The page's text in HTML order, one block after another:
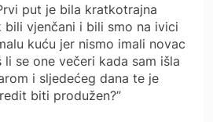
put je bila kratkotrajna
bili vjenčani i bili smo na ivici
kuću jer nismo imali novac
li se one večeri kada sam išla
i sljedećeg dana te je
biti produžen?”